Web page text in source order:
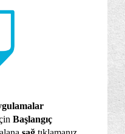
Başlangıç